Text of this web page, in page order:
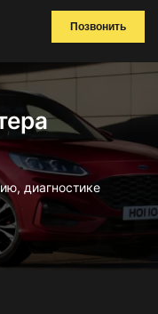
Позвонить
диагностике